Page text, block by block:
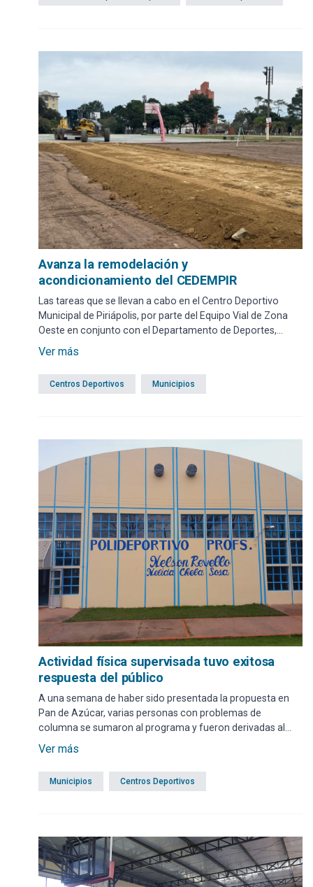
Avanza la remodelación y
acondicionamiento del CEDEMPIR
Las tareas que se llevan a cabo en el Centro Deportivo
Municipal de Piriápolis, por parte del Equipo Vial de Zona
Oeste en conjunto con el Departamento de Deportes,
están enmarcadas en un proyecto de reestructura y
Ver más
Centros Deportivos Municipios
Actividad física supervisada tuvo exitosa
respuesta del público
A una semana de haber sido presentada la propuesta en
Pan de Azúcar, varias personas con problemas de
columna se sumaron al programa y fueron derivadas al
grupo de gimnasia correctiva.
Ver más
Municipios Centros Deportivos